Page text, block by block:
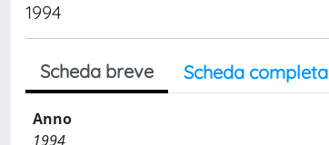
1994
Scheda breve Scheda completa
Anno
1994